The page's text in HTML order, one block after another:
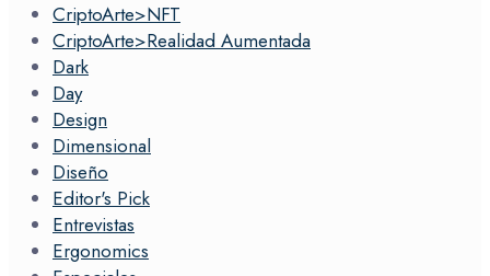
CriptoArte>NFT
CriptoArte>Realidad Aumentada
Dark
Day
Design
Dimensional
Diseño
Editor's Pick
Entrevistas
Ergonomics